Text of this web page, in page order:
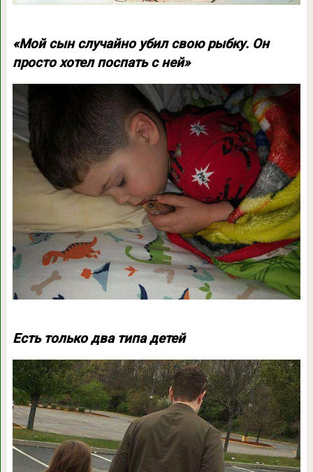
«Мой сын случайно убил свою рыбку. Он
просто хотел поспать с ней»
Есть только два типа детей